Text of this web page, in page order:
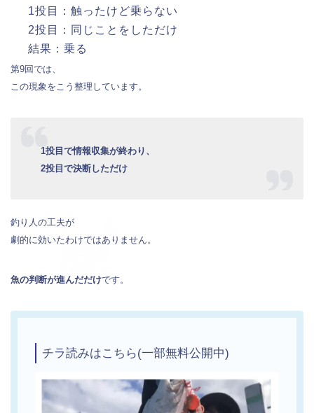
1投目：触ったけど乗らない
2投目：同じことをしただけ
結果：乗る
第9回では、
この現象をこう整理しています。
1投目で情報収集が終わり、
2投目で決断しただけ
釣り人の工夫が
劇的に効いたわけではありません。
魚の判断が進んだだけです。
チラ読みはこちら(一部無料公開中)